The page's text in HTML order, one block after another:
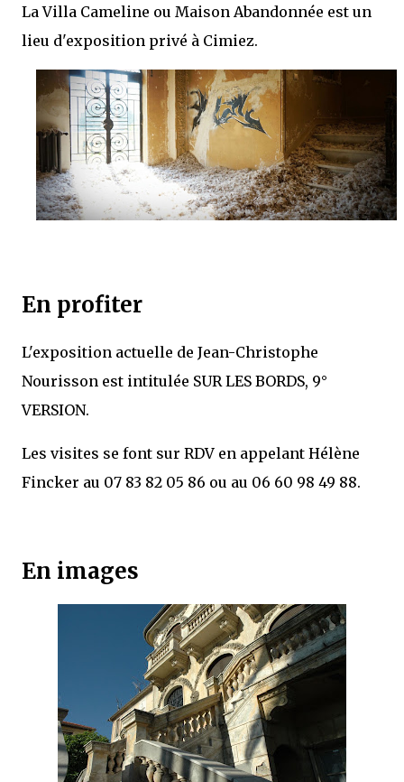
La Villa Cameline ou Maison Abandonnée est un
lieu d'exposition privé à Cimiez.
En profiter
L'exposition actuelle de Jean-Christophe
Nourisson est intitulée SUR LES BORDS, 9°
VERSION.
Les visites se font sur RDV en appelant Hélène
Fincker au 07 83 82 05 86 ou au 06 60 98 49 88.
En images